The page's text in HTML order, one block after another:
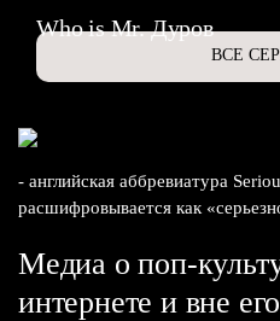
Who is Mr. Дуров
ВСЕ
- английская аббревиатура
расшифровывается как
Медиа о поп-
интернете и вне